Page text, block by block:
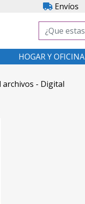
Envíos
HOGAR Y OFICINA
- Digital